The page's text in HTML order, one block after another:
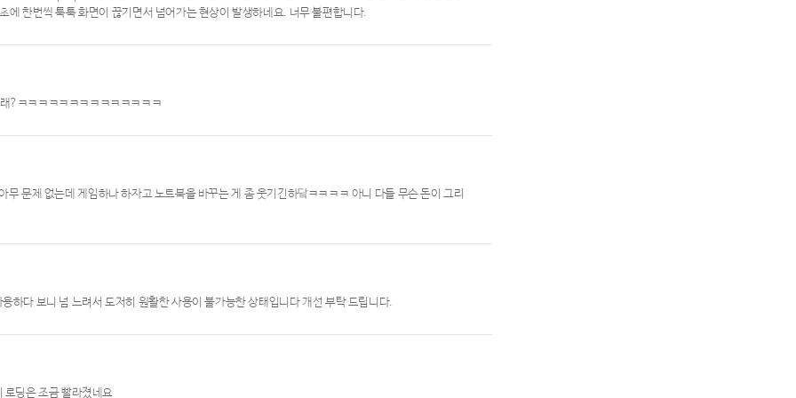
한번씩 툭툭 화면이 끊기면서 넘어가는 현상이 발생하네요. 너무 불편합니다.
?ㅋㅋㅋㅋㅋㅋㅋㅋㅋㅋㅋㅋㅋㅋ
문제 없는데 게임하나 하자고 노트북을 바꾸는 게 좀 웃기긴하닼ㅋㅋㅋㅋ 아니 다들 무슨 돈이 그리
하다 보니 넘 느려서 도저히 원활한 사용이 불가능한 상태입니다 개선 부탁 드립니다.
로딩은 조금 빨라졌네요